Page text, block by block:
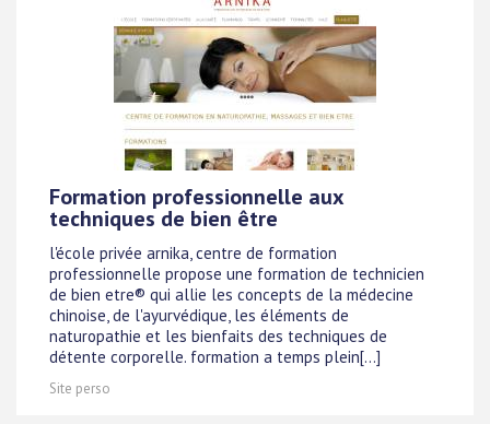
Formation professionnelle aux
techniques de bien être
l'école privée arnika, centre de formation
professionnelle propose une formation de technicien
de bien etre® qui allie les concepts de la médecine
chinoise, de l'ayurvédique, les éléments de
naturopathie et les bienfaits des techniques de
détente corporelle. formation a temps plein[...]
Site perso